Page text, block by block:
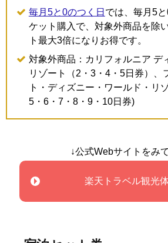
毎月5と0のつく日 では、毎月5
ケット購入で、対象外商品を除
ト最大3倍になりお得です。
対象外商品：カリフォルニア デ
リゾート（2・3・4・5日券）、
ト・ディズニー・ワールド・リ
5・6・7・8・9・10日券)
↓公式Webサイトをみ
楽天トラベル観光